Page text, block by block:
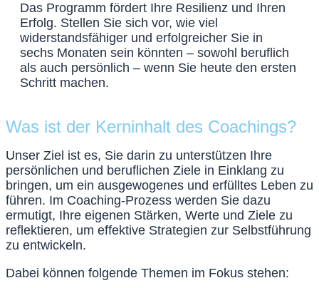
Das Programm fördert Ihre Resilienz und Ihren
Erfolg. Stellen Sie sich vor, wie viel
widerstandsfähiger und erfolgreicher Sie in
sechs Monaten sein könnten – sowohl beruflich
als auch persönlich – wenn Sie heute den ersten
Schritt machen.
Was ist der Kerninhalt des Coachings?
Unser Ziel ist es, Sie darin zu unterstützen Ihre
persönlichen und beruflichen Ziele in Einklang zu
bringen, um ein ausgewogenes und erfülltes Leben zu
führen. Im Coaching-Prozess werden Sie dazu
ermutigt, Ihre eigenen Stärken, Werte und Ziele zu
reflektieren, um effektive Strategien zur Selbstführung
zu entwickeln.
Dabei können folgende Themen im Fokus stehen: